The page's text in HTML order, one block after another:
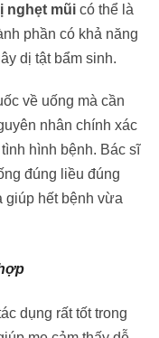
nghẹt mũi có thể là
phần có khả năng
dị tật bẩm sinh.
về uống mà cần
nhân chính xác
hình bệnh. Bác sĩ
đúng liều đúng
giúp hết bệnh vừa
dụng rất tốt trong